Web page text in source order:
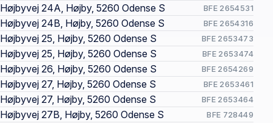
Højbyvej 24A, Højby, 5260 Odense S BFE 2654531
Højbyvej 24B, Højby, 5260 Odense S BFE 2654316
Højbyvej 25, Højby, 5260 Odense S BFE 2653473
Højbyvej 25, Højby, 5260 Odense S BFE 2653474
Højbyvej 26, Højby, 5260 Odense S BFE 2654269
Højbyvej 27, Højby, 5260 Odense S BFE 2653461
Højbyvej 27, Højby, 5260 Odense S BFE 2653464
Højbyvej 27B, Højby, 5260 Odense S BFE 728449